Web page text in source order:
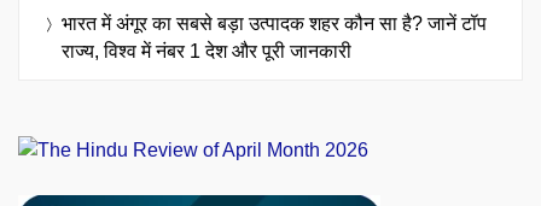
भारत में अंगूर का सबसे बड़ा उत्पादक शहर कौन सा है? जानें टॉप
राज्य, विश्व में नंबर 1 देश और पूरी जानकारी